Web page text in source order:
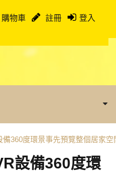
物車 註冊 登入
備360度環景事先預覽整個居家空
設備360度環